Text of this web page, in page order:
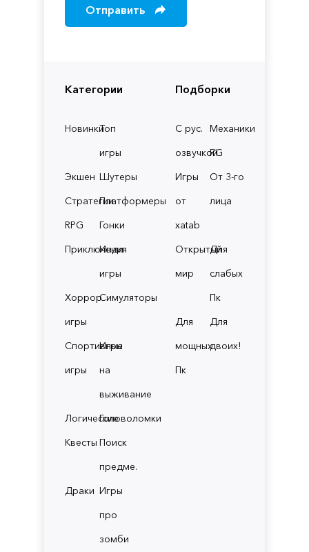
Категории
НовинкиТоп
игры
Экшен Шутеры
СтратегииПлатформеры
RPG
Гонки
Приключения
Инди
игры
Хоррор
игры
Симуляторы
Спортивные
игры
Игры
на
выживание
ЛогическиеГоловоломки
Квесты Поиск
предме.
Драки Игры
про
зомби
Подборки
С рус.
озвучкой
Механики
RG
Игры
от
xatab
От 3-го
лица
Открытый
мир
Для
слабых
Пк
Для
мощных
Пк
Для
двоих!
Отправить